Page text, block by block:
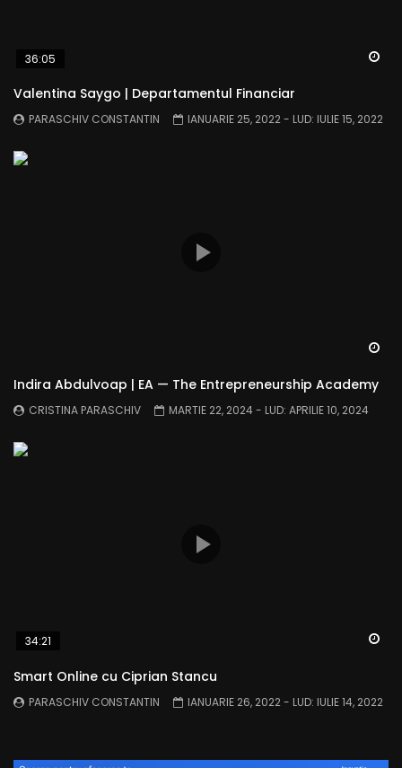
36:05
Valentina Saygo | Departamentul Financiar
PARASCHIV CONSTANTIN IANUARIE 25, 2022- LUD: IULIE 15, 2022
Indira Abdulvoap | EA — The Entrepreneurship Academy
CRISTINA PARASCHIV MARTIE 22, 2024- LUD: APRILIE 10, 2024
34:21
Smart Online cu Ciprian Stancu
PARASCHIV CONSTANTIN IANUARIE 26, 2022- LUD: IULIE 14, 2022